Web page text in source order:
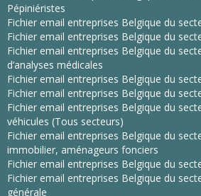
Pépiniéristes
Fichier email entreprises Belgique du
Fichier email entreprises Belgique du
Fichier email entreprises Belgique du
d’analyses médicales
Fichier email entreprises Belgique du
Fichier email entreprises Belgique du
Fichier email entreprises Belgique du
véhicules (Tous secteurs)
Fichier email entreprises Belgique du
immobilier, aménageurs fonciers
Fichier email entreprises Belgique du
Fichier email entreprises Belgique du
générale